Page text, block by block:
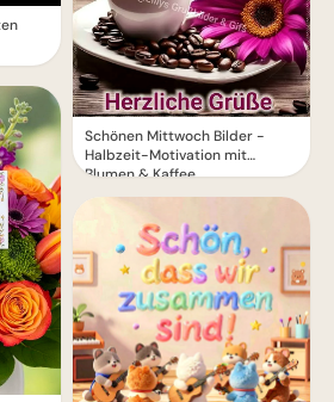
Schönen Mittwoch Bilder -
Halbzeit-Motivation mit
Blumen & Kaffee